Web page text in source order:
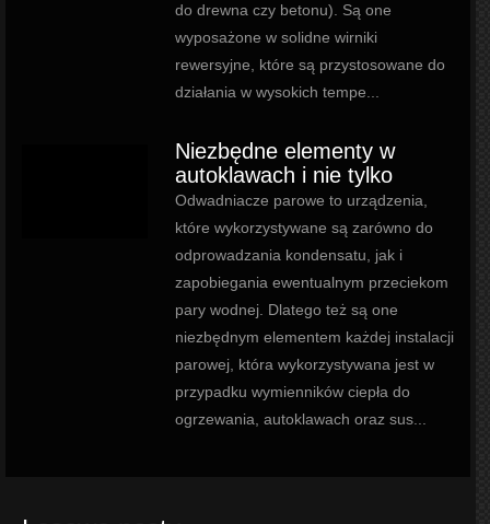
do drewna czy betonu). Są one
wyposażone w solidne wirniki
rewersyjne, które są przystosowane do
działania w wysokich tempe...
Niezbędne elementy w
autoklawach i nie tylko
Odwadniacze parowe to urządzenia,
które wykorzystywane są zarówno do
odprowadzania kondensatu, jak i
zapobiegania ewentualnym przeciekom
pary wodnej. Dlatego też są one
niezbędnym elementem każdej instalacji
parowej, która wykorzystywana jest w
przypadku wymienników ciepła do
ogrzewania, autoklawach oraz sus...